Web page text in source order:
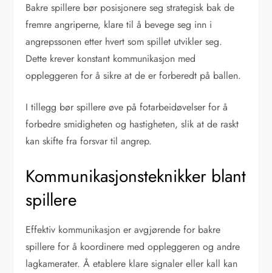
Bakre spillere bør posisjonere seg strategisk bak de
fremre angriperne, klare til å bevege seg inn i
angrepssonen etter hvert som spillet utvikler seg.
Dette krever konstant kommunikasjon med
oppleggeren for å sikre at de er forberedt på ballen.
I tillegg bør spillere øve på fotarbeidøvelser for å
forbedre smidigheten og hastigheten, slik at de raskt
kan skifte fra forsvar til angrep.
Kommunikasjonsteknikker blant
spillere
Effektiv kommunikasjon er avgjørende for bakre
spillere for å koordinere med oppleggeren og andre
lagkamerater. Å etablere klare signaler eller kall kan